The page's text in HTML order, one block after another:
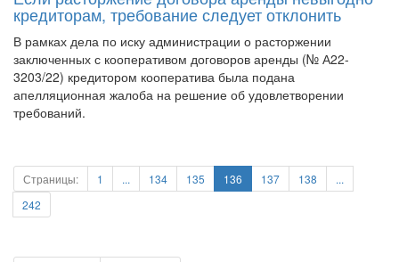
Если расторжение договора аренды невыгодно
кредиторам, требование следует отклонить
В рамках дела по иску администрации о расторжении
заключенных с кооперативом договоров аренды (№ А22-
3203/22) кредитором кооператива была подана
апелляционная жалоба на решение об удовлетворении
Страницы: 1 ... 134 135 136 137 138
...
242